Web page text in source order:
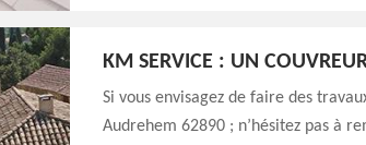
KM SERVICE : UN
Si vous envisagez de faire des
Audrehem 62890 ; n’hésitez pas à